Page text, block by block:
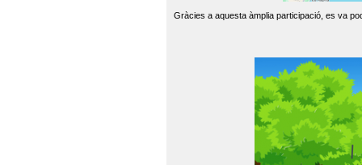
Gràcies a aquesta àmplia participació, es va